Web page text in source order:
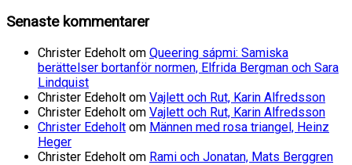
Senaste kommentarer
Christer Edeholt om Queering sápmi: Samiska
berättelser bortanför normen, Elfrida Bergman och Sara
Lindquist
Christer Edeholt om Vajlett och Rut, Karin Alfredsson
Christer Edeholt om Vajlett och Rut, Karin Alfredsson
Christer Edeholt om Männen med rosa triangel, Heinz
Heger
Christer Edeholt om Rami och Jonatan, Mats Berggren